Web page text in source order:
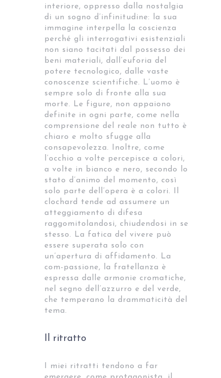
interiore, oppresso dalla nostalgia
di un sogno d’infinitudine: la sua
immagine interpella la coscienza
perché gli interrogativi esistenziali
non siano tacitati dal possesso dei
beni materiali, dall’euforia del
potere tecnologico, dalle vaste
conoscenze scientifiche. L’uomo è
sempre solo di fronte alla sua
morte. Le figure, non appaiono
definite in ogni parte, come nella
comprensione del reale non tutto è
chiaro e molto sfugge alla
consapevolezza. Inoltre, come
l’occhio a volte percepisce a colori,
a volte in bianco e nero, secondo lo
stato d’animo del momento, così
solo parte dell’opera è a colori. Il
clochard tende ad assumere un
atteggiamento di difesa
raggomitolandosi, chiudendosi in se
stesso. La fatica del vivere può
essere superata solo con
un’apertura di affidamento. La
com-passione, la fratellanza è
espressa dalle armonie cromatiche,
nel segno dell’azzurro e del verde,
che temperano la drammaticità del
tema.
Il ritratto
I miei ritratti tendono a far